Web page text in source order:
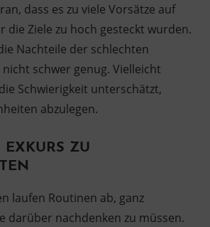
dass es zu viele Vorsätze auf
die Ziele zu hoch gesteckt wurden.
Nachteile der schlechten
schwer genug. Vielleicht
Schwierigkeit unterschätzt,
abzulegen.
EXKURS ZU
laufen Routinen ab, ganz
darüber nachdenken zu müssen.